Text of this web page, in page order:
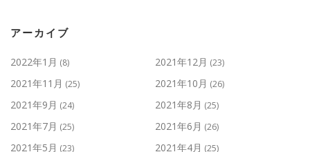
アーカイブ
2022年1月 (8) 2021年12月 (23)
2021年11月 (25) 2021年10月 (26)
2021年9月 (24) 2021年8月 (25)
2021年7月 (25) 2021年6月 (26)
2021年5月 (23) 2021年4月 (25)